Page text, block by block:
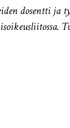
dosentti ja